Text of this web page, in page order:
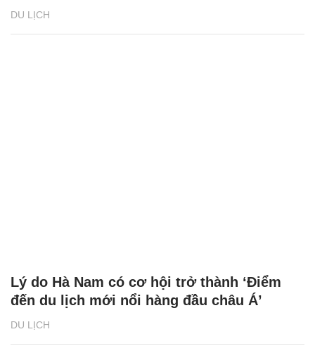
DU LỊCH
DU LỊCH
Lý do Hà Nam có cơ hội trở thành ‘Điểm
đến du lịch mới nổi hàng đầu châu Á’